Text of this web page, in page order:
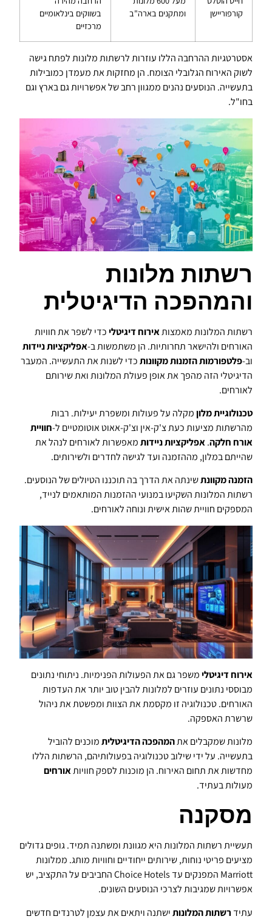
קורפוריישן
ומתקנים בארה"ב
בשווקים בינלאומיים
מרכזיים
אסטרטגיות ההרחבה הללו עוזרות לרשתות מלונות לפתח גישה
לשוק האירוח הגלובלי הצומח. הן מחזקות את מעמדן כמובילות
בתעשייה. הנוסעים נהנים ממגוון רחב של אפשרויות גם בארץ וגם
בחו"ל.
רשתות מלונות
והמהפכה הדיגיטלית
רשתות המלונות מאמצותאירוח דיגיטליכדי לשפר את חוויות
האורחים ולהישאר תחרותיות. הן משתמשות ב-אפליקציות ניידות
וב-פלטפורמות הזמנות מקוונותכדי לשנות את התעשייה. המעבר
הדיגיטלי הזה מהפך את אופן פעולת המלונות ואת שירותם
לאורחים.
טכנולוגיית מלוןמקלה על פעולות ומשפרת יעילות. רבות
מהרשתות מציעות כעת צ'ק-אין וצ'ק-אאוט אוטומטיים ל-חוויית
אורח חלקה.אפליקציות ניידותמאפשרות לאורחים לנהל את
שהייתם במלון, מההזמנה ועד לגישה לחדרים ולשירותים.
הזמנה מקוונתשינתה את הדרך בה תוכננו הטיולים של הנוסעים.
רשתות המלונות השקיעו במנועי ההזמנות המותאמים לנייד,
המספקים חוויית שהות אישית ונוחה לאורחים.
אירוח דיגיטלימשפר גם את הפעולות הפנימיות. ניתוחי נתונים
מבוססי נתונים עוזרים למלונות להבין טוב יותר את העדפות
האורחים. טכנולוגיה זו מקסמת את הצוות ומפשטת את ניהול
שרשרת האספקה.
מלונות שמקבלים אתהמהפכה הדיגיטליתמוכנים להוביל
בתעשייה. על ידי שילוב טכנולוגיה בפעולותיהם, הרשתות הללו
מחדשות את תחום האירוח. הן מוכנות לספק חוויותאורחים
מעולות בעתיד.
מסקנה
תעשיית רשתות המלונות היא מגוונת ומשתנה תמיד. גופים גדולים
מציעים פריטי נוחות, שירותים ייחודיים וחוויות מותג. ממלונות
Marriott המפנקים עד Choice Hotels החביבים על התקציב, יש
אפשרויות שמגיבות לצרכי הנוסעים השונים.
עתידרשתות המלונותישתנה ויתאים את עצמן לטרנדים חדשים